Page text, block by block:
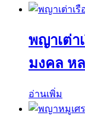
พญาเต่า
มงคล ห
อ่านเพิ่ม